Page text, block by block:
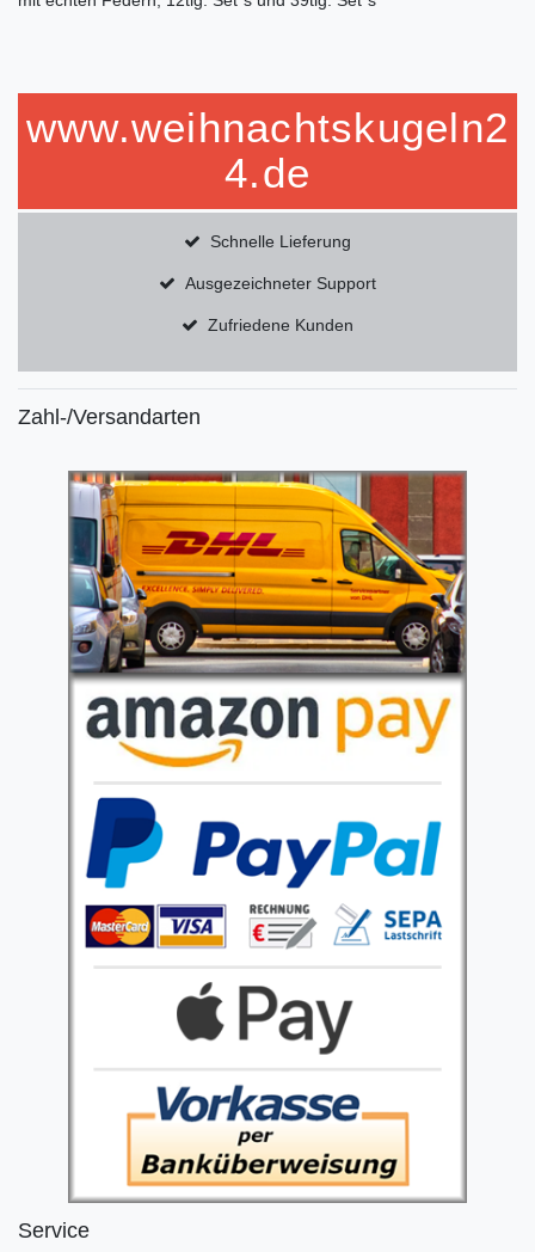
www.weihnachtskugeln2
4.de
Schnelle Lieferung
Ausgezeichneter Support
Zufriedene Kunden
Zahl-/Versandarten
Service